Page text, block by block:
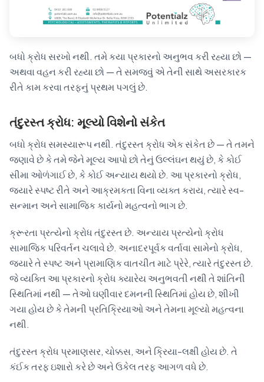
બધો ક્રોધ સરખો નથી. તમે કયા પ્રકારનો અનુભવ કરી રહ્યા છો —
અથવા વહન કરી રહ્યા છો — તે સમજવું એ તેની સાથે અસરકારક
રીતે કામ કરવા તરફનું પ્રથમ પગલું છે.
તંદુરસ્ત ક્રોધ: મૂલ્યો વિશેનો સંકેત
બધો ક્રોધ સમસ્યારૂપ નથી. તંદુરસ્ત ક્રોધ એક સંકેત છે — તે તમને
જણાવે છે કે તમે જેને મૂલ્ય આપો છો તેનું ઉલ્લંઘન થયું છે, કે કોઈ
સીમા ઓળંગાઈ છે, કે કોઈ અન્યાય થયો છે. આ પ્રકારનો ક્રોધ,
જ્યારે સ્પષ્ટ રીતે અને આક્રમકતા વિના વ્યક્ત કરાય, ત્યારે સ્વ-
સન્માન અને સામાજિક કાર્યનો મહત્વનો ભાગ છે.
ક્રૂરતા પ્રત્યેનો ક્રોધ તંદુરસ્ત છે. અન્યાય પ્રત્યેનો ક્રોધ
સામાજિક પરિવર્તન ચલાવે છે. અનાદરપૂર્વક વર્તાવા સામેનો ક્રોધ,
જ્યારે તે સ્પષ્ટ અને પ્રામાણિક વાતચીત માટે પ્રેરે, ત્યારે તંદુરસ્ત છે.
જે વ્યક્તિ આ પ્રકારનો ક્રોધ ક્યારેય અનુભવતી નથી તે શાંતિની
સ્થિતિમાં નથી — તેઓ ઘણીવાર દમનની સ્થિતિમાં હોય છે, શીખી
ગયા હોય છે કે તેમની પ્રતિક્રિયાઓ અને તેમના મૂલ્યો મહત્વના
નથી.
તંદુરસ્ત ક્રોધ પ્રમાણસર, ચોક્કસ, અને ક્રિયા-લક્ષી હોય છે. તે
કંઈક તરફ ઇશારો કરે છે અને ઉકેલ તરફ આગળ વધે છે.